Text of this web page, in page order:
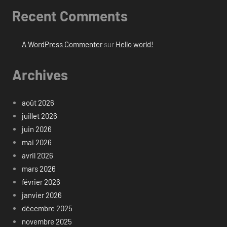
Recent Comments
A WordPress Commentersur Hello world!
Archives
août 2026
juillet 2026
juin 2026
mai 2026
avril 2026
mars 2026
février 2026
janvier 2026
décembre 2025
novembre 2025